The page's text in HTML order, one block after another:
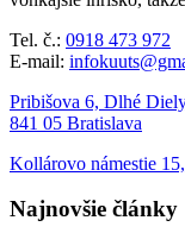
Tel. č.: 0918 473 972
E-mail:
Pribišova 6, Dlhé
841 05 Bratislava
Kollárovo námestie
Najnovšie články